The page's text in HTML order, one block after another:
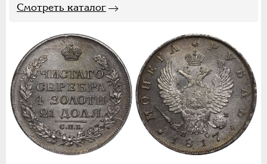
Смотреть каталог